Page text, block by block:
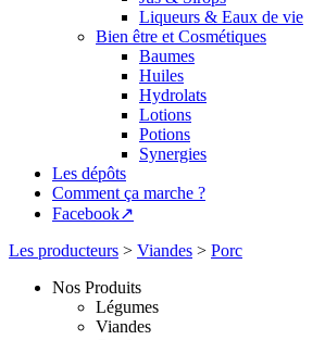
Liqueurs & Eaux de vie
Bien être et Cosmétiques
Baumes
Huiles
Hydrolats
Lotions
Potions
Synergies
Les dépôts
Comment ça marche ?
Facebook↗
Les producteurs > Viandes > Porc
Nos Produits
Légumes
Viandes